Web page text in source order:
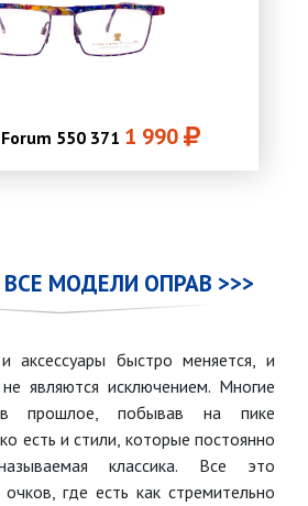
550 371 1 990
ВСЕ МОДЕЛИ ОПРАВ >>>
быстро меняется, и
являются исключением. Многие
прошлое, побывав на пике
есть и стили, которые постоянно
классика. Все это
где есть как стремительно